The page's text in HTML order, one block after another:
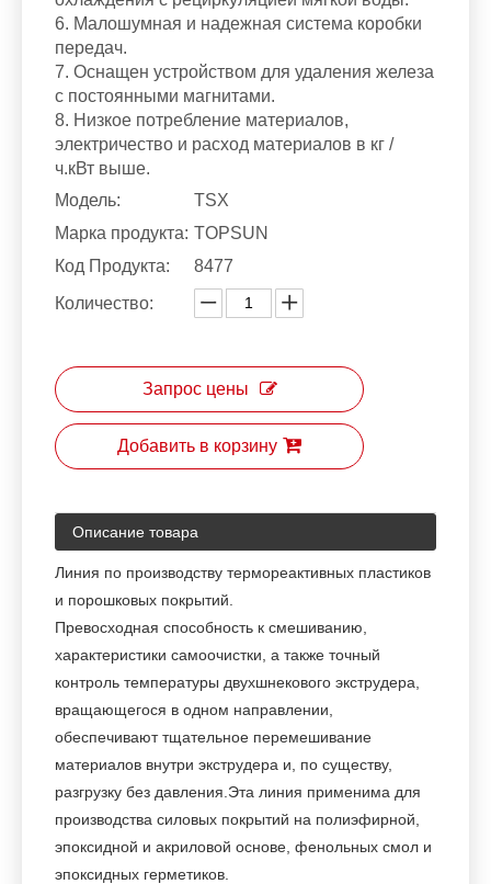
6. Малошумная и надежная система коробки
передач.
7. Оснащен устройством для удаления железа
с постоянными магнитами.
8. Низкое потребление материалов,
электричество и расход материалов в кг /
ч.кВт выше.
Модель:
TSX
Марка продукта: TOPSUN
Код Продукта:
8477
Количество:
Запрос цены
Добавить в корзину
Описание товара
Линия по производству термореактивных пластиков
и порошковых покрытий.
Превосходная способность к смешиванию,
характеристики самоочистки, а также точный
контроль температуры двухшнекового экструдера,
вращающегося в одном направлении,
обеспечивают тщательное перемешивание
материалов внутри экструдера и, по существу,
разгрузку без давления. Эта линия применима для
производства силовых покрытий на полиэфирной,
эпоксидной и акриловой основе, фенольных смол и
эпоксидных герметиков.